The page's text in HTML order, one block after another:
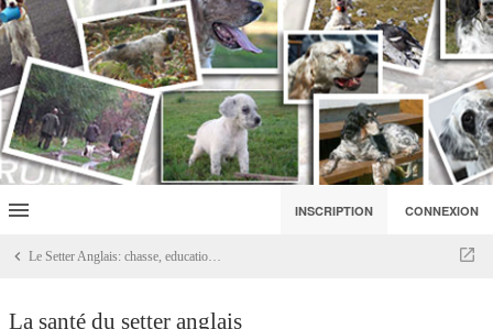
INSCRIPTION CONNEXION
Le Setter Anglais: chasse, education, dressage
La santé du setter anglais